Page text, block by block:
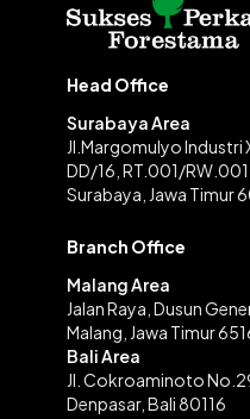
Head Office
Surabaya Area
Jl.Margomulyo Industri
DD/16, RT.001/
Surabaya, Jawa Timur
Branch Office
Malang Area
Jalan Raya, Dusun
Malang, Jawa Timur
Bali Area
Jl. Cokroaminoto
Denpasar, Bali 80116